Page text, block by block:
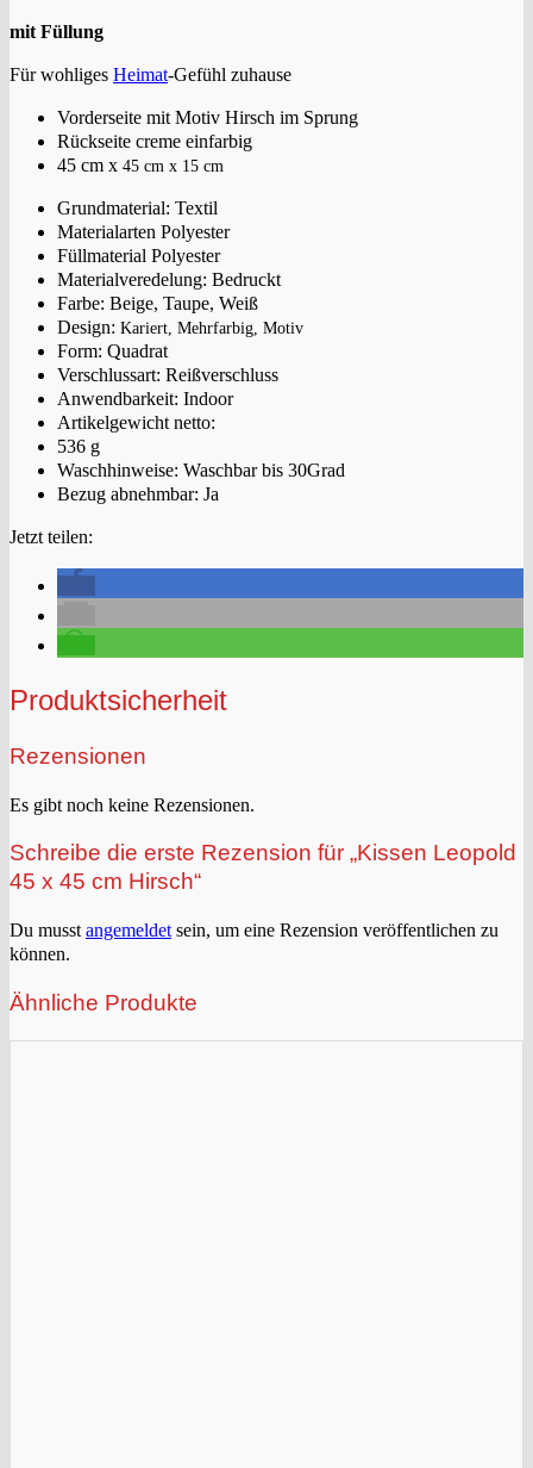
mit Füllung
Für wohliges Heimat-Gefühl zuhause
Vorderseite mit Motiv Hirsch im Sprung
Rückseite creme einfarbig
45 cm x 45 cm x 15 cm
Grundmaterial: Textil
Materialarten Polyester
Füllmaterial Polyester
Materialveredelung: Bedruckt
Farbe: Beige, Taupe, Weiß
Design: Kariert, Mehrfarbig, Motiv
Form: Quadrat
Verschlussart: Reißverschluss
Anwendbarkeit: Indoor
Artikelgewicht netto:
536 g
Waschhinweise: Waschbar bis 30Grad
Bezug abnehmbar: Ja
Jetzt teilen:
Produktsicherheit
Rezensionen
Es gibt noch keine Rezensionen.
Schreibe die erste Rezension für „Kissen Leopold
45 x 45 cm Hirsch“
Du musst angemeldet sein, um eine Rezension veröffentlichen zu
können.
Ähnliche Produkte